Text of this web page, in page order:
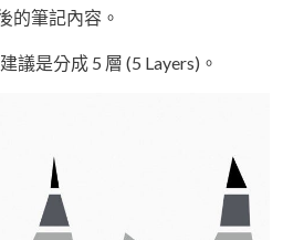
的筆記內容。
議是分成 5 層 (5 Layers)。